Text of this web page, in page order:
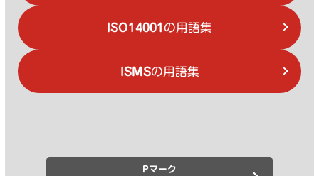
ISO14001 の用語集
ISMSの用語集
Pマーク